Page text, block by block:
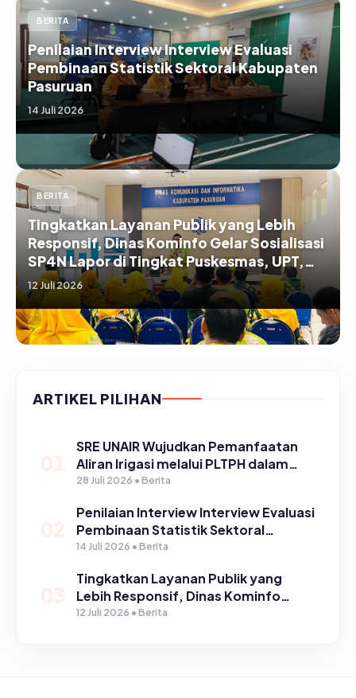
BERITA
Penilaian Interview Interview Evaluasi
Pembinaan Statistik Sektoral Kabupaten
Pasuruan
14 Juli 2026
BERITA
Tingkatkan Layanan Publik yang Lebih
Responsif, Dinas Kominfo Gelar Sosialisasi
SP4N Lapor di Tingkat Puskesmas, UPT,
serta SD/SMP di Kabupaten Pasuruan
12 Juli 2026
ARTIKEL PILIHAN
SRE UNAIR Wujudkan Pemanfaatan
Aliran Irigasi melalui PLTPH dalam
Program TIRTA PELITA di Desa
28 Juli 2026 • Berita
Penilaian Interview Interview Evaluasi
Pembinaan Statistik Sektoral
Kabupaten Pasuruan
14 Juli 2026 • Berita
Tingkatkan Layanan Publik yang
Lebih Responsif, Dinas Kominfo
Gelar Sosialisasi SP4N Lapor di
12 Juli 2026 • Berita